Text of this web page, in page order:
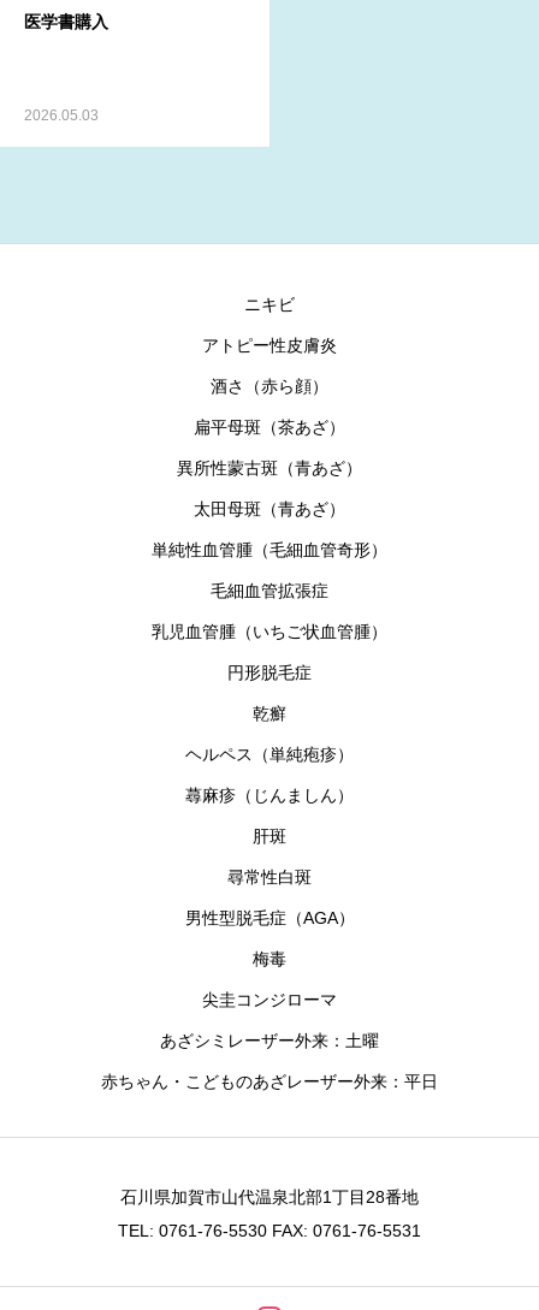
医学書購入
2026.05.03
ニキビ
アトピー性皮膚炎
酒さ（赤ら顔）
扁平母斑（茶あざ）
異所性蒙古斑（青あざ）
太田母斑（青あざ）
単純性血管腫（毛細血管奇形）
毛細血管拡張症
乳児血管腫（いちご状血管腫）
円形脱毛症
乾癬
ヘルペス（単純疱疹）
蕁麻疹（じんましん）
肝斑
尋常性白斑
男性型脱毛症（AGA）
梅毒
尖圭コンジローマ
あざシミレーザー外来：土曜
赤ちゃん・こどものあざレーザー外来：平日
石川県加賀市山代温泉北部1丁目28番地
TEL: 0761-76-5530 FAX: 0761-76-5531